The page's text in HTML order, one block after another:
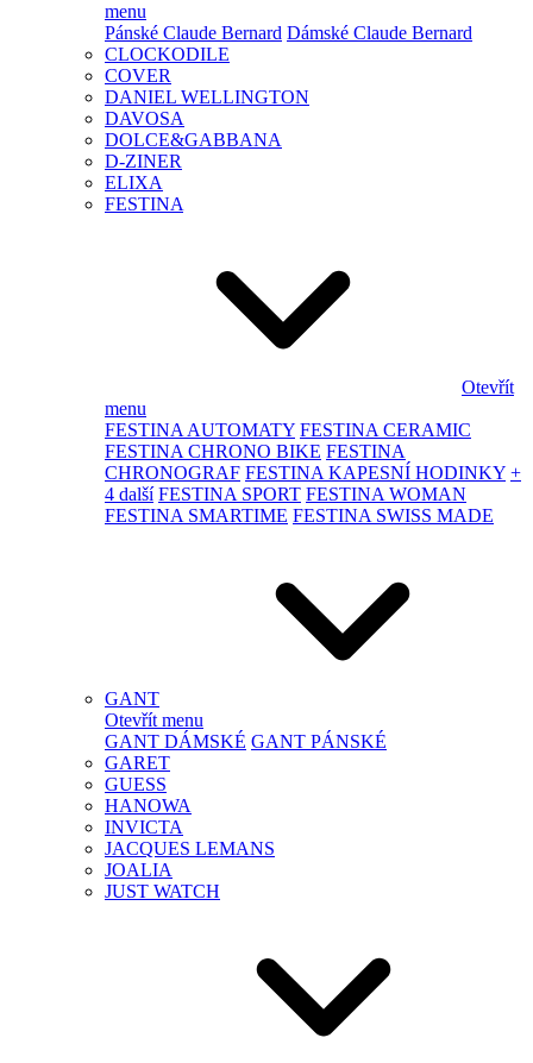
menu
Pánské Claude Bernard Dámské Claude Bernard
CLOCKODILE
COVER
DANIEL WELLINGTON
DAVOSA
DOLCE&GABBANA
D-ZINER
ELIXA
FESTINA
Otevřít
menu
FESTINA AUTOMATY FESTINA CERAMIC
FESTINA CHRONO BIKE FESTINA
CHRONOGRAF FESTINA KAPESNÍ HODINKY +
4 další FESTINA SPORT FESTINA WOMAN
FESTINA SMARTIME FESTINA SWISS MADE
GANT
Otevřít menu
GANT DÁMSKÉ GANT PÁNSKÉ
GARET
GUESS
HANOWA
INVICTA
JACQUES LEMANS
JOALIA
JUST WATCH